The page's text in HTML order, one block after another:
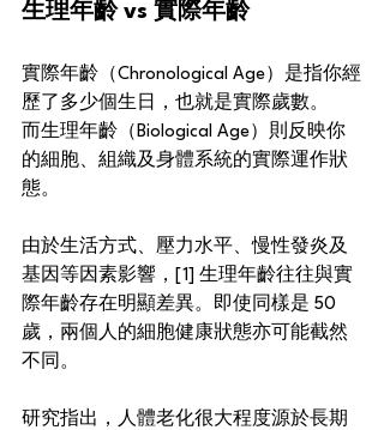
生理年齡 vs 實際年齡
實際年齡（Chronological Age）是指你經
歷了多少個生日，也就是實際歲數。
而生理年齡（Biological Age）則反映你
的細胞、組織及身體系統的實際運作狀
態。
由於生活方式、壓力水平、慢性發炎及
基因等因素影響，[1] 生理年齡往往與實
際年齡存在明顯差異。即使同樣是 50
歲，兩個人的細胞健康狀態亦可能截然
不同。
研究指出，人體老化很大程度源於長期